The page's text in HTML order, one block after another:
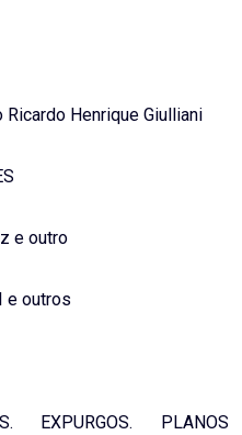
Henrique Giulliani
e outro
e outros
EXPURGOS. PLANOS